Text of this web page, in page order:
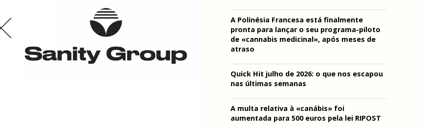
A Polinésia Francesa está finalmente
pronta para lançar o seu programa-piloto
de «cannabis medicinal», após meses de
atraso
Quick Hit julho de 2026: o que nos escapou
nas últimas semanas
A multa relativa à «canábis» foi
aumentada para 500 euros pela lei RIPOST